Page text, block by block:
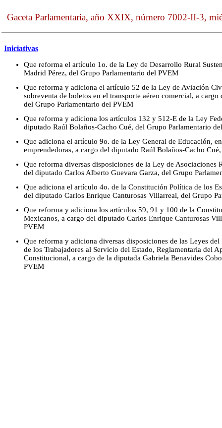
Gaceta Parlamentaria, año XXIX, número 7002-II-3,
Iniciativas
Que reforma el artículo 1o. de la Ley de Desarrollo Rural
Madrid Pérez, del Grupo Parlamentario del PVEM
Que reforma y adiciona el artículo 52 de la Ley de Aviación
sobreventa de boletos en el transporte aéreo comercial, a
del Grupo Parlamentario del PVEM
Que reforma y adiciona los artículos 132 y 512-E de la Ley
diputado Raúl Bolaños-Cacho Cué, del Grupo Parlamentario
Que adiciona el artículo 9o. de la Ley General de Educación,
emprendedoras, a cargo del diputado Raúl Bolaños-Cacho
Que reforma diversas disposiciones de la Ley de Asociaciones
del diputado Carlos Alberto Guevara Garza, del Grupo
Que adiciona el artículo 4o. de la Constitución Política de los
del diputado Carlos Enrique Canturosas Villarreal, del Grupo
Que reforma y adiciona los artículos 59, 91 y 100 de la
Mexicanos, a cargo del diputado Carlos Enrique Canturosas
PVEM
Que reforma y adiciona diversas disposiciones de las Leyes
de los Trabajadores al Servicio del Estado, Reglamentaria del
Constitucional, a cargo de la diputada Gabriela Benavides
PVEM